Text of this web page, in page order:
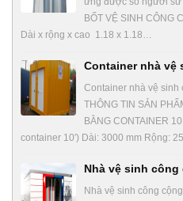
BỐT VỆ SINH CÔNG
Dài x rộng x cao 1.18 x 1.18…
Container nhà vệ
Container nhà vệ sinh
THÔNG TIN SẢN
BẰNG CONTAINER
container 10′) Dài: 3000 mm Rộng:
Nhà vệ sinh
Nhà vệ sinh công